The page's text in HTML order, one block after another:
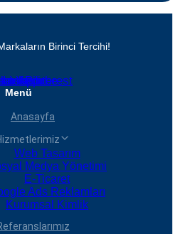
Birinci Tercihi!
Linkedin
Youtube
Pinterest
Menü
Anasayfa
Web Tasarım
Medya Yönetimi
E-Ticaret
Ads Reklamları
Kurumsal Kimlik